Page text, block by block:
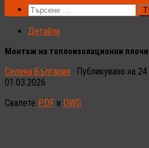
Търсене
за:
Детайли
Монтаж на топлоизолационни
Селена България · Публикувано на
01.03.2026
Свалете PDF и DWG